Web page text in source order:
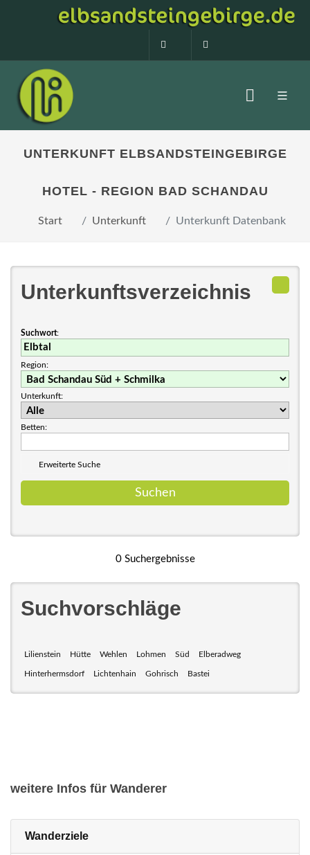
0160 99873408
UNTERKUNFT ELBSANDSTEINGEBIRGE
HOTEL - REGION BAD SCHANDAU
Start Unterkunft Unterkunft Datenbank
Unterkunftsverzeichnis
Suchwort:
Region:
Unterkunft:
Betten:
Erweiterte Suche
0 Suchergebnisse
Suchvorschläge
Lilienstein Hütte Wehlen Lohmen Süd Elberadweg
Hinterhermsdorf Lichtenhain Gohrisch Bastei
weitere Infos für Wanderer
Wanderziele